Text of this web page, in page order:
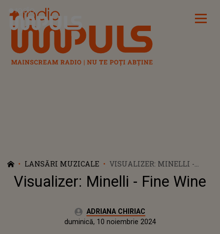
Radio Impuls
LANSĂRI MUZICALE
VISUALIZER: MINELLI -
FINE WINE
Visualizer: Minelli - Fine Wine
Autor:ADRIANA CHIRIAC
Publicat:
duminică, 10 noiembrie 2024